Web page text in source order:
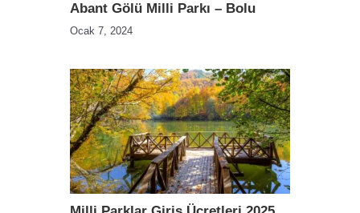
Abant Gölü Milli Parkı – Bolu
Ocak 7, 2024